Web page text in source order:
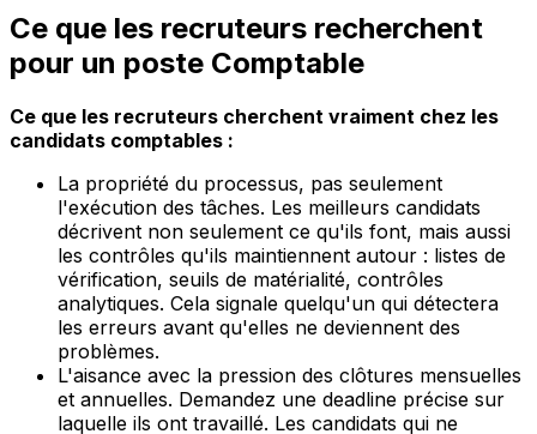
Ce que les recruteurs recherchent
pour un poste Comptable
Ce que les recruteurs cherchent vraiment chez les
candidats comptables :
La propriété du processus, pas seulement
l'exécution des tâches. Les meilleurs candidats
décrivent non seulement ce qu'ils font, mais aussi
les contrôles qu'ils maintiennent autour : listes de
vérification, seuils de matérialité, contrôles
analytiques. Cela signale quelqu'un qui détectera
les erreurs avant qu'elles ne deviennent des
problèmes.
L'aisance avec la pression des clôtures mensuelles
et annuelles. Demandez une deadline précise sur
laquelle ils ont travaillé. Les candidats qui ne